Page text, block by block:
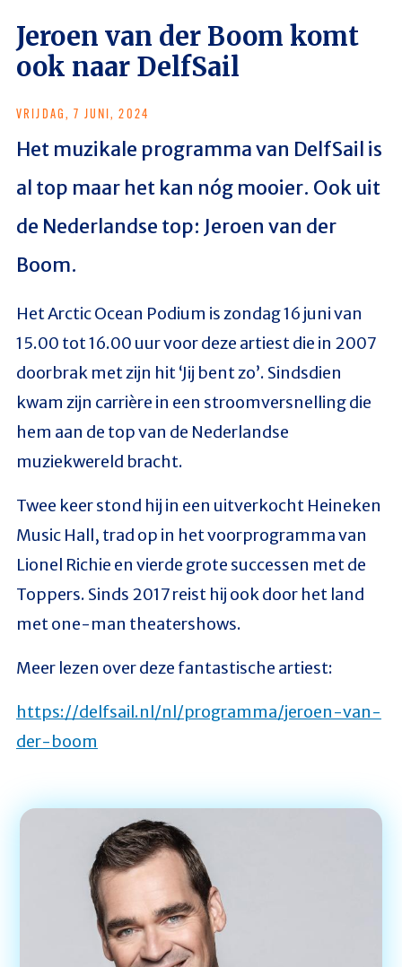
Jeroen van der Boom komt
ook naar DelfSail
VRIJDAG, 7 JUNI, 2024
Het muzikale programma van DelfSail is
al top maar het kan nóg mooier. Ook uit
de Nederlandse top: Jeroen van der
Boom.
Het Arctic Ocean Podium is zondag 16 juni van
15.00 tot 16.00 uur voor deze artiest die in 2007
doorbrak met zijn hit ‘Jij bent zo’. Sindsdien
kwam zijn carrière in een stroomversnelling die
hem aan de top van de Nederlandse
muziekwereld bracht.
Twee keer stond hij in een uitverkocht Heineken
Music Hall, trad op in het voorprogramma van
Lionel Richie en vierde grote successen met de
Toppers. Sinds 2017 reist hij ook door het land
met one-man theatershows.
Meer lezen over deze fantastische artiest:
https://delfsail.nl/nl/programma/jeroen-van-
der-boom